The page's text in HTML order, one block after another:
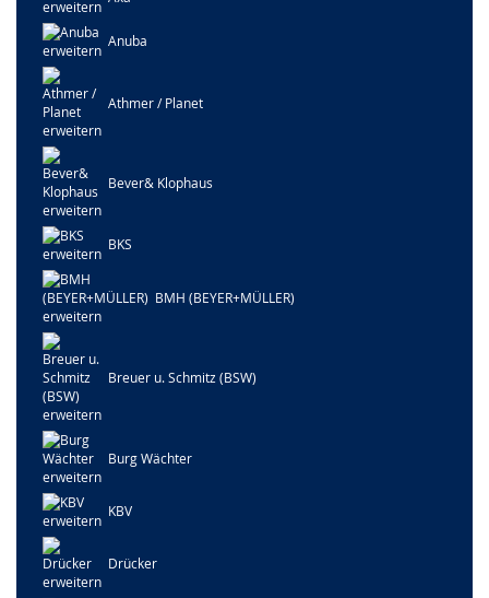
Anuba
Athmer / Planet
Bever& Klophaus
BKS
BMH (BEYER+MÜLLER)
Breuer u. Schmitz (BSW)
Burg Wächter
KBV
Drücker